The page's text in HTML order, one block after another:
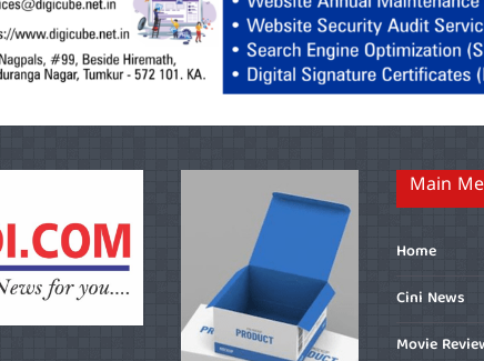
Main
Home
Cini News
Movie